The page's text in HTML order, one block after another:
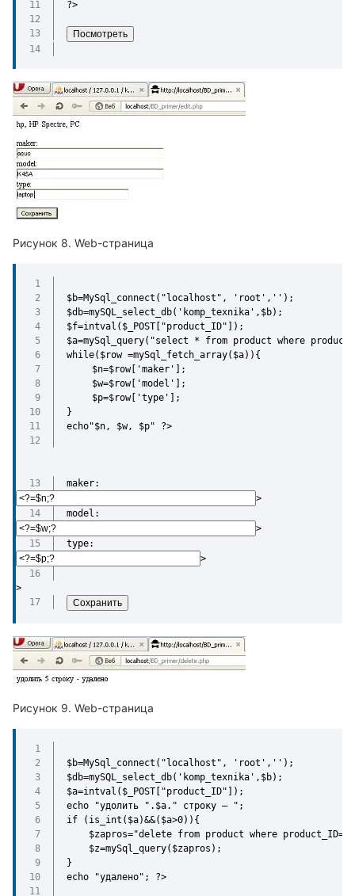
?>
Web-страница
$b=MySql_connect("localhost", 'root','');
$db=mySQL_select_db('komp_texnika',$b);
$f=intval($_POST["product_ID"]);
$a=mySql_query("select * from product where
while($row =mySql_fetch_array($a)){
	$n=$row['maker'];
	$w=$row['model'];
	$p=$row['type'];
}
echo"$n, $w, $p" ?>
maker:
>
model:
>
type:
>
>
Web-страница
$b=MySql_connect("localhost", 'root','');
$db=mySQL_select_db('komp_texnika',$b);
$a=intval($_POST["product_ID"]);
echo "удолить ".$a." строку — ";
if (is_int($a)&&($a>0)){
$zapros="delete from product where
    $z=mySql_query($zapros);
}
echo "удалено"; ?>